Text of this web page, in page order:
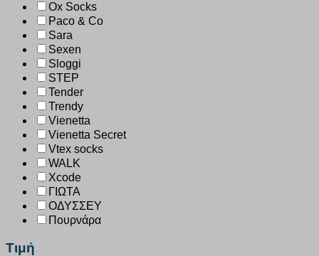
Ox Socks
Paco & Co
Sara
Sexen
Sloggi
STEP
Tender
Trendy
Vienetta
Vienetta Secret
Vtex socks
WALK
Xcode
ΓΙΩΤΑ
ΟΔΥΣΣΕΥ
Πουρνάρα
Τιμή